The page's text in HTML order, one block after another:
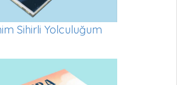
Sihirli Yolculuğum